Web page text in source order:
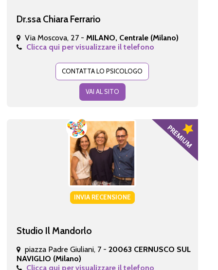
Dr.ssa Chiara Ferrario
Via Moscova, 27 - MILANO, Centrale (Milano)
Clicca qui per visualizzare il telefono
CONTATTA LO PSICOLOGO
VAI AL SITO
INVIA RECENSIONE
Studio Il Mandorlo
piazza Padre Giuliani, 7 - 20063 CERNUSCO SUL
NAVIGLIO (Milano)
Clicca qui per visualizzare il telefono